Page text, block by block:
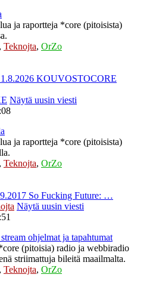
ja raportteja *core (pitoisista)
, Teknojta, OrZo
KOUVOSTOCORE
Näytä uusin viesti
ja raportteja *core (pitoisista)
, Teknojta, OrZo
So Fucking Future: …
Näytä uusin viesti
ohjelmat ja tapahtumat
(pitoisia) radio ja webbiradio
striimattuja bileitä maailmalta.
, Teknojta, OrZo